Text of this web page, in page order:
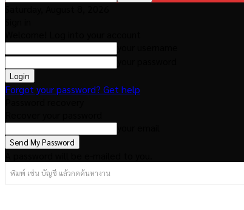
Forgot your password? Get help
พิมพ์ เช่น บัญชี แล้วกดค้นหางาน